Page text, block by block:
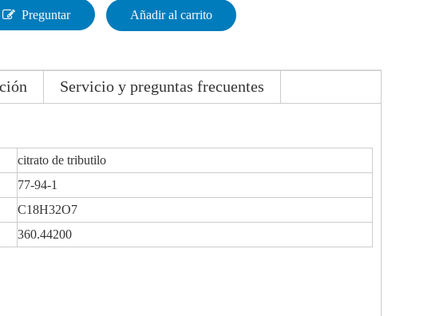
Preguntar Añadir al carrito
Servicio y preguntas frecuentes
citrato de tributilo
77-94-1
C18H32O7
360.44200